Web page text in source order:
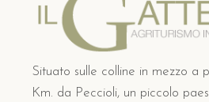
Situato sulle colline in mezzo a
Km. da Peccioli, un piccolo